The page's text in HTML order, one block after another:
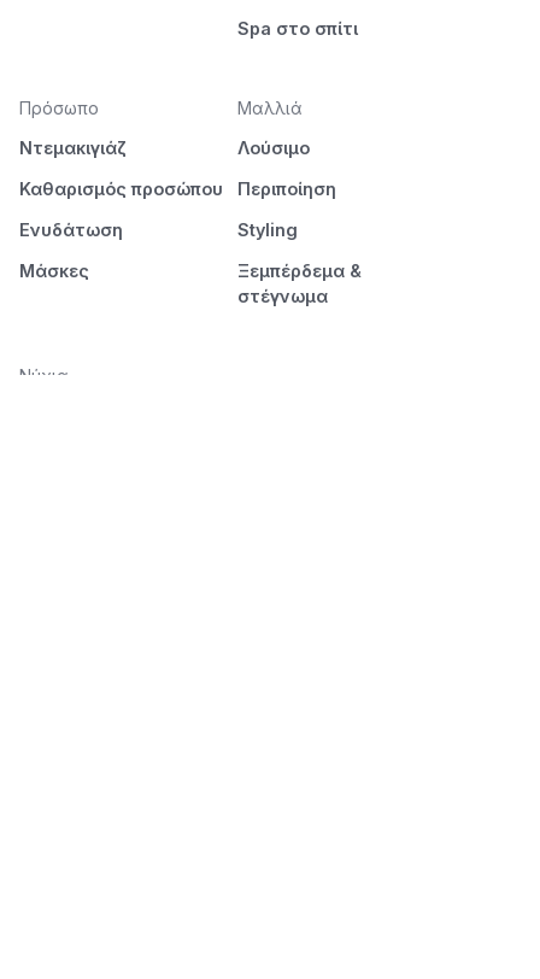
Spa στο σπίτι
Πρόσωπο
Ντεμακιγιάζ
Καθαρισμός προσώπου
Ενυδάτωση
Μάσκες
Μαλλιά
Λούσιμο
Περιποίηση
Styling
Ξεμπέρδεμα &
στέγνωμα
Νύχια